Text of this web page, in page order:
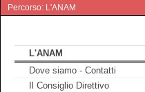
Percorso: L'ANAM
L'ANAM
Dove siamo - Contatti
Il Consiglio Direttivo